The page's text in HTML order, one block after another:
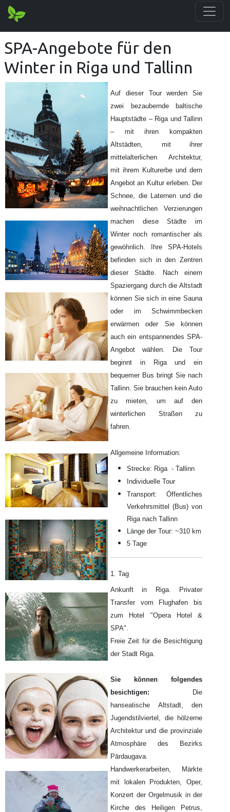
SPA-Angebote für den
Winter in Riga und Tallinn
Auf dieser Tour werden Sie
zwei bezaubernde baltische
Hauptstädte – Riga und Tallinn
– mit ihren kompakten
Altstädten, mit ihrer
mittelalterlichen Architektur,
mit ihrem Kulturerbe und dem
Angebot an Kultur erleben. Der
Schnee, die Laternen und die
weihnachtlichen Verzierungen
machen diese Städte im
Winter noch romantischer als
gewöhnlich. Ihre SPA-Hotels
befinden sich in den Zentren
dieser Städte. Nach einem
Spaziergang durch die Altstadt
können Sie sich in eine Sauna
oder im Schwimmbecken
erwärmen oder Sie können
auch ein entspannendes SPA-
Angebot wählen. Die Tour
beginnt in Riga und ein
bequemer Bus bringt Sie nach
Tallinn. Sie brauchen kein Auto
zu mieten, um auf den
winterlichen Straßen zu
fahren.
Allgemeine Information:
Strecke: Riga - Tallinn
Individuelle Tour
Transport: Öffentliches
Verkehrsmittel (Bus) von
Riga nach Tallinn
Länge der Tour: ~310 km
5 Tage
1. Tag
Ankunft in Riga. Privater
Transfer vom Flughafen bis
zum Hotel "Opera Hotel &
SPA".
Freie Zeit für die Besichtigung
der Stadt Riga.
Sie können folgendes
besichtigen: Die
hanseatische Altstadt, den
Jugendstilviertel, die hölzerne
Architektur und die provinziale
Atmosphäre des Bezirks
Pārdaugava.
Handwerkerarbeiten, Märkte
mit lokalen Produkten, Oper,
Konzert der Orgelmusik in der
Kirche des Heiligen Petrus,